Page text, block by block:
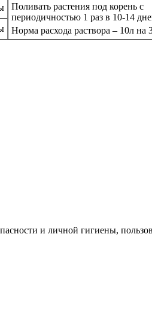
Поливать растения под корень с
периодичностью 1 раз в 10-14
Норма расхода раствора – 10л на
и личной гигиены,